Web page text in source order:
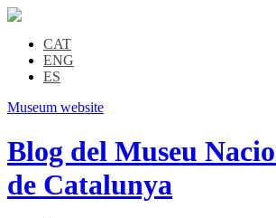
CAT
ENG
ES
Museum website
Blog del Museu
de Catalunya